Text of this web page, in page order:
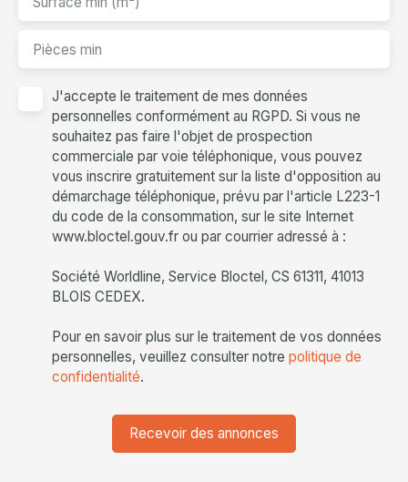
Pièces min
J'accepte le traitement de mes données
personnelles conformément au RGPD. Si vous ne
souhaitez pas faire l'objet de prospection
commerciale par voie téléphonique, vous pouvez
vous inscrire gratuitement sur la liste d'opposition au
démarchage téléphonique, prévu par l'article L223-1
du code de la consommation, sur le site Internet
www.bloctel.gouv.fr ou par courrier adressé à :
Société Worldline, Service Bloctel, CS 61311, 41013
BLOIS CEDEX.
Pour en savoir plus sur le traitement de vos données
personnelles, veuillez consulter notre politique de
confidentialité.
Recevoir des annonces